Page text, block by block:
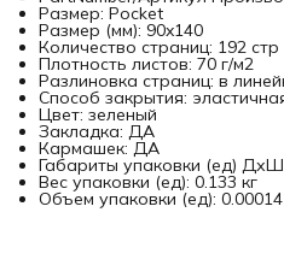
Размер: Pocket
Размер (мм): 90x140
Количество страниц: 192 стр
Плотность листов: 70 г/м2
Разлиновка страниц: в
Способ закрытия:
Цвет: зеленый
Закладка: ДА
Кармашек: ДА
Габариты упаковки (ед)
Вес упаковки (ед): 0.133 кг
Объем упаковки (ед):